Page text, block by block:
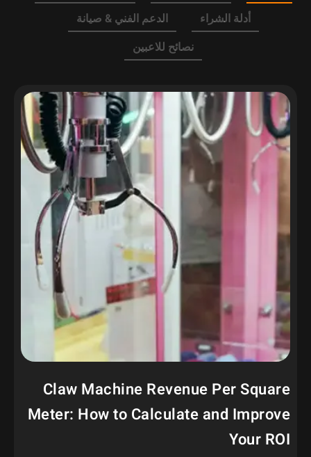
أدلة الشراء
الدعم الفني & صيانة
نصائح للاعبين
Claw Machine Revenue Per Square
Meter: How to Calculate and Improve
Your ROI